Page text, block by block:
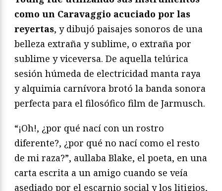
como un Caravaggio acuciado por las
reyertas, y dibujó paisajes sonoros de una
belleza extraña y sublime, o extraña por
sublime y viceversa. De aquella telúrica
sesión húmeda de electricidad manta raya
y alquimia carnívora brotó la banda sonora
perfecta para el filosófico film de Jarmusch.
“¡Oh!, ¿por qué nací con un rostro
diferente?, ¿por qué no nací como el resto
de mi raza?”, aullaba Blake, el poeta, en una
carta escrita a un amigo cuando se veía
asediado por el escarnio social y los litigios,